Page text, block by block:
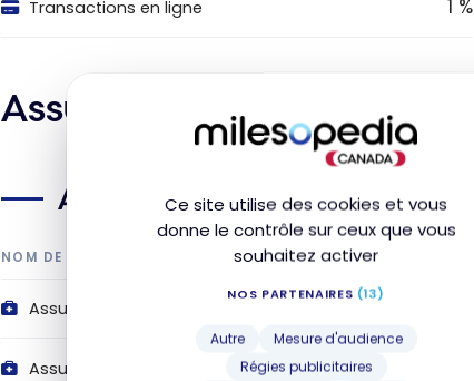
Ce site utilise des cookies et vous
donne le contrôle sur ceux que vous
souhaitez activer
NOS PARTENAIRES (13)
Autre
Mesure d'audience
Régies publicitaires
Transactions en ligne 1 %
Assurance
Assurance voyage
NOM DE L'ASSURANCE
Assurance médicale de voyage
Assurance médicale de voyage jusqu'à 54 ans